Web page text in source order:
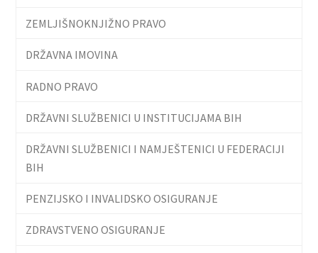
ZEMLJIŠNOKNJIŽNO PRAVO
DRŽAVNA IMOVINA
RADNO PRAVO
DRŽAVNI SLUŽBENICI U INSTITUCIJAMA BIH
DRŽAVNI SLUŽBENICI I NAMJEŠTENICI U FEDERACIJI
BIH
PENZIJSKO I INVALIDSKO OSIGURANJE
ZDRAVSTVENO OSIGURANJE